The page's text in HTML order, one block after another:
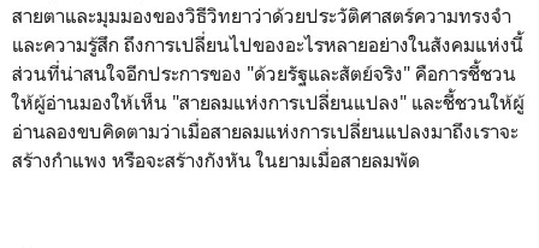
สายตาและมุมมองของวิธีวิทยาว่าด้วยประวัติศาสตร์ความทรงจำ
และความรู้สึก ถึงการเปลี่ยนไปของอะไรหลายอย่างในสังคมแห่งนี้
ส่วนที่น่าสนใจอีกประการของ "ด้วยรัฐและสัตย์จริง" คือการชี้ชวน
ให้ผู้อ่านมองให้เห็น "สายลมแห่งการเปลี่ยนแปลง" และชี้ชวนให้ผู้
อ่านลองขบคิดตามว่าเมื่อสายลมแห่งการเปลี่ยนแปลงมาถึงเราจะ
สร้างกำแพง หรือจะสร้างกังหัน ในยามเมื่อสายลมพัด